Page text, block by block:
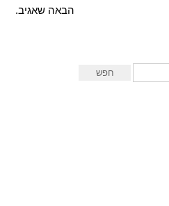
הבאה שאגיב.